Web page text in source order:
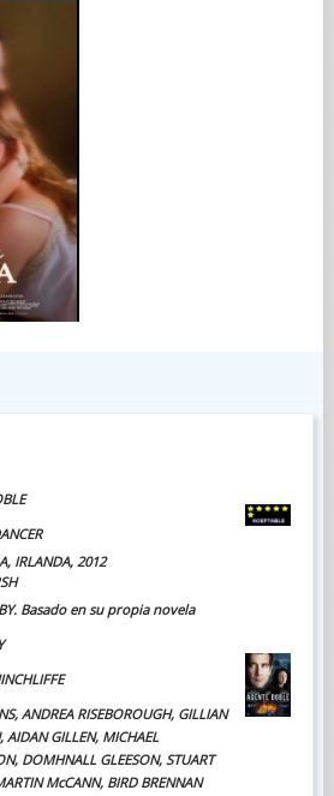
IRLANDA, 2012
Basado en su propia novela
ANDREA RISEBOROUGH, GILLIAN
AIDAN GILLEN, MICHAEL
DOMHNALL GLEESON, STUART
McCANN, BIRD BRENNAN